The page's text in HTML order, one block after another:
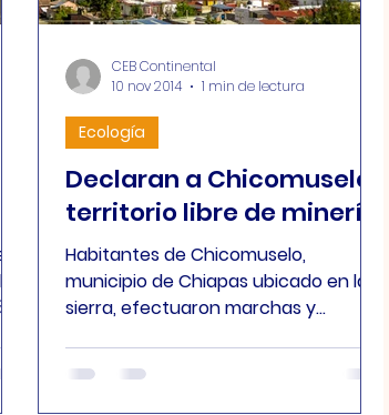
Declaran a Chicomuselo
territorio libre de minería
Habitantes de Chicomuselo,
municipio de Chiapas ubicado en la
sierra, efectuaron marchas y
Ecología
CEB Continental
10 nov 2014
1 min de lectura